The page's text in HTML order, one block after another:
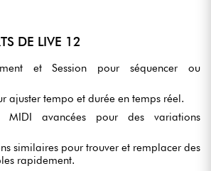
DE LIVE 12
et Session pour séquencer ou
ajuster tempo et durée en temps réel.
MIDI avancées pour des variations
similaires pour trouver et remplacer des
rapidement.